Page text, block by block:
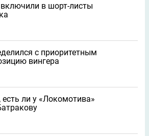
в шорт-листы
с приоритетным
вингера
есть ли у «Локомотива»